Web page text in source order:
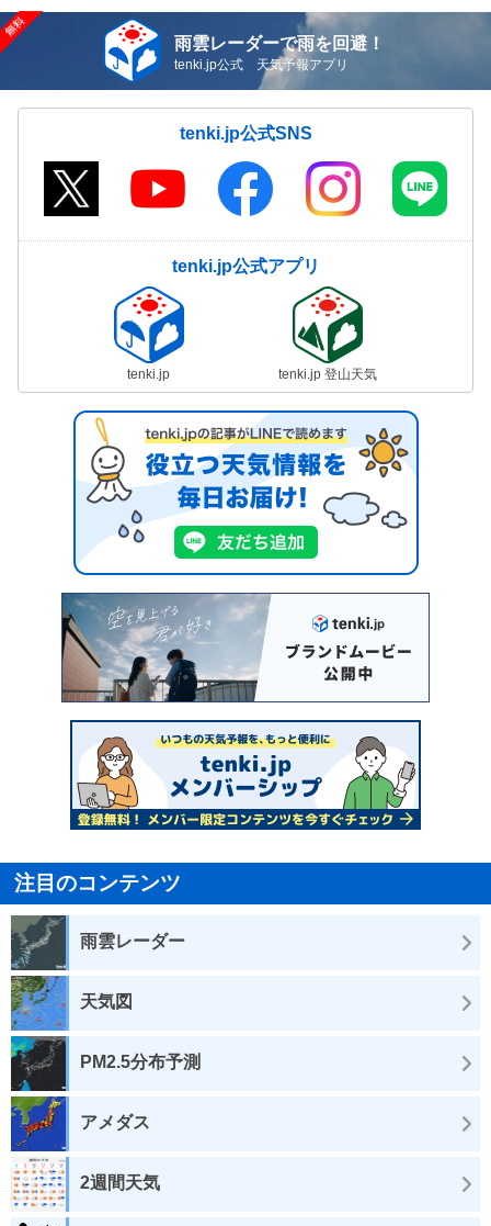
雨雲レーダーで雨を回避！
tenki.jp公式 天気予報アプリ
tenki.jp公式SNS
tenki.jp公式アプリ
tenki.jp tenki.jp 登山天気
注目のコンテンツ
雨雲レーダー
天気図
PM2.5分布予測
アメダス
2週間天気